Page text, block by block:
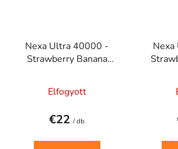
Nexa Ultra 40000 -
Strawberry Banana
Elfogyott
€22 / db